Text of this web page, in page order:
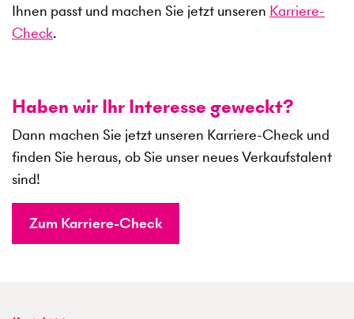
Ihnen passt und machen Sie jetzt unseren Karriere-
Check.
Haben wir Ihr Interesse geweckt?
Dann machen Sie jetzt unseren Karriere-Check und
finden Sie heraus, ob Sie unser neues Verkaufstalent
sind!
Zum Karriere-Check